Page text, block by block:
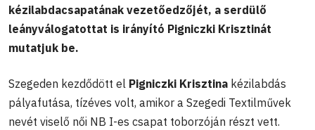
kézilabdacsapatának vezetőedzőjét, a serdülő
leányválogatottat is irányító Pigniczki Krisztinát
mutatjuk be.
Szegeden kezdődött el Pigniczki Krisztina kézilabdás
pályafutása, tízéves volt, amikor a Szegedi Textilművek
nevét viselő női NB I-es csapat toborzóján részt vett.